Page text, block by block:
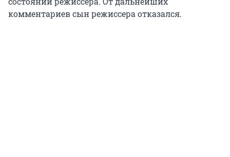
комментариев сын режиссера отказался.